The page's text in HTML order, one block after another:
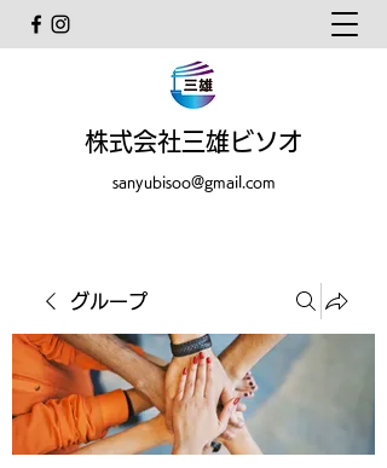
株式会社三雄ビソオ
sanyubisoo@gmail.com
グループ